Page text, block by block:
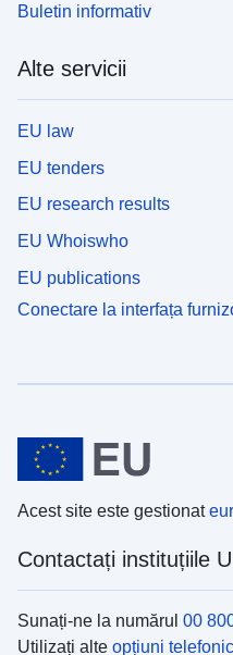
Buletin informativ
Alte servicii
EU law
EU tenders
EU research results
EU Whoiswho
EU publications
Conectare la interfața
Acest site este gestionat
Contactați instituțiile
Sunați-ne la numărul 00
Utilizați alte opțiuni